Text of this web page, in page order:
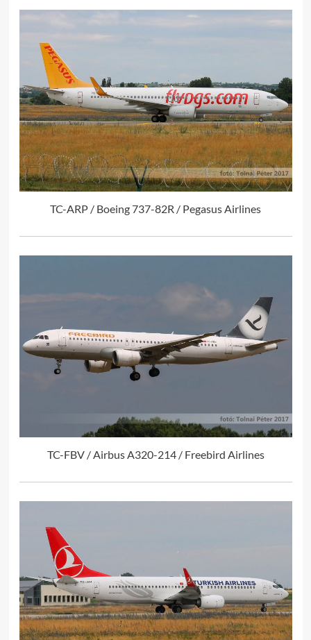
TC-ARP / Boeing 737-82R / Pegasus Airlines
TC-FBV / Airbus A320-214 / Freebird Airlines